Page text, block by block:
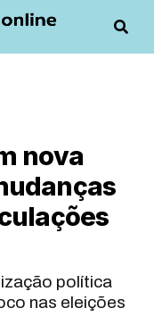
nova
política
nas eleições